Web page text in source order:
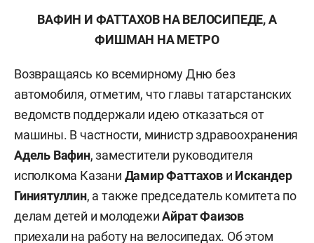
ВАФИН И ФАТТАХОВ НА ВЕЛОСИПЕДЕ, А
ФИШМАН НА МЕТРО
Возвращаясь ко всемирному Дню без
автомобиля, отметим, что главы татарстанских
ведомств поддержали идею отказаться от
машины. В частности, министр здравоохранения
Адель Вафин, заместители руководителя
исполкома Казани Дамир Фаттахови Искандер
Гиниятуллин, а также председатель комитета по
делам детей и молодежиАйрат Фаизов
приехали на работу на велосипедах. Об этом